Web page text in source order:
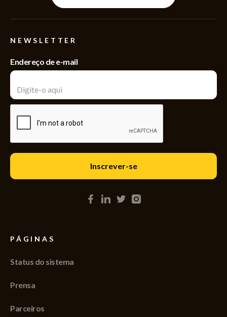
NEWSLETTER
Endereço de e-mail
PÁGINAS
Status do sistema
Prensa
Parceiros